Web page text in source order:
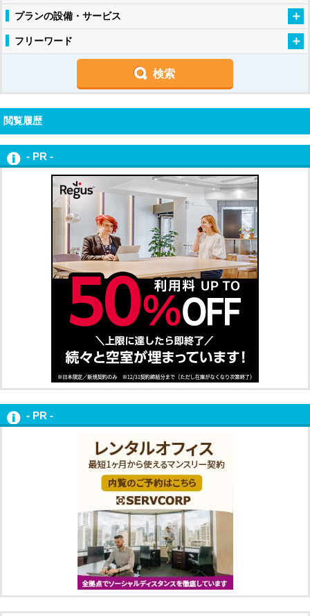
プランの設備・サービス
フリーワード
閲覧履歴
- PR -
- PR -